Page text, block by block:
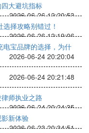
大避坑指标
2026-06-26 12:20:53
择攻略别错过！
2026-06-26 12:19:06
电宝品牌的选择，为什
2026-06-24 20:20:04
2026-06-24 20:21:48
师执业之路
2026-06-24 20:24:35
新体验
2026-06-23 20:34:51